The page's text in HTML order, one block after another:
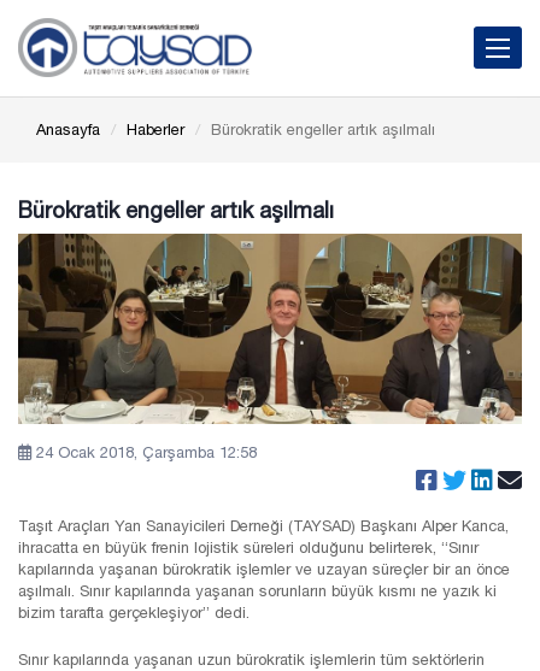
Toggle
Anasayfa Haberler Bürokratik engeller artık aşılmalı
Bürokratik engeller artık aşılmalı
24 Ocak 2018, Çarşamba 12:58
Taşıt Araçları Yan Sanayicileri Derneği (TAYSAD) Başkanı Alper Kanca,
ihracatta en büyük frenin lojistik süreleri olduğunu belirterek, “Sınır
kapılarında yaşanan bürokratik işlemler ve uzayan süreçler bir an önce
aşılmalı. Sınır kapılarında yaşanan sorunların büyük kısmı ne yazık ki
bizim tarafta gerçekleşiyor” dedi.
Sınır kapılarında yaşanan uzun bürokratik işlemlerin tüm sektörlerin